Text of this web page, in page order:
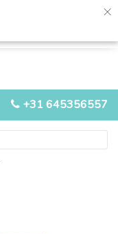
×
+31 645356557